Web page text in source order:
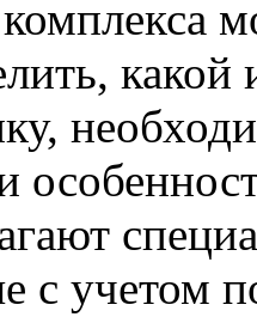
какой
с учетом